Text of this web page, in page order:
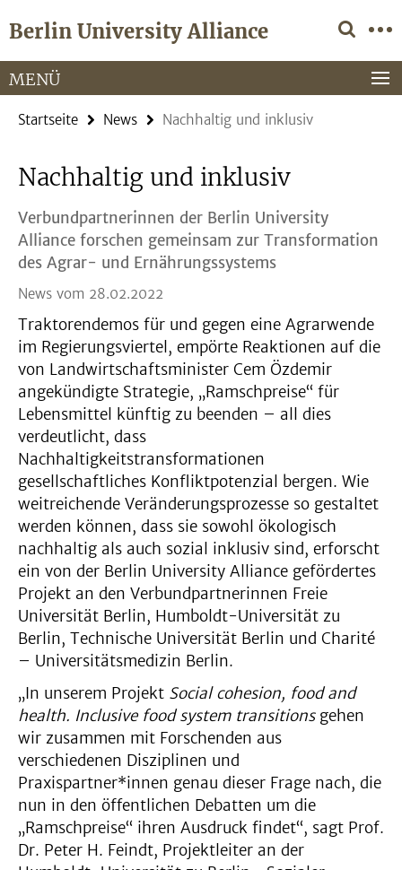
direkt
Inhalt
Berlin University Alliance
Service-
Navigation
MENÜ
Startseite News Nachhaltig und inklusiv
Nachhaltig und inklusiv
Verbundpartnerinnen der Berlin University
Alliance forschen gemeinsam zur Transformation
des Agrar- und Ernährungssystems
News vom 28.02.2022
Traktorendemos für und gegen eine Agrarwende
im Regierungsviertel, empörte Reaktionen auf die
von Landwirtschaftsminister Cem Özdemir
angekündigte Strategie, „Ramschpreise“ für
Lebensmittel künftig zu beenden – all dies
verdeutlicht, dass
Nachhaltigkeitstransformationen
gesellschaftliches Konfliktpotenzial bergen. Wie
weitreichende Veränderungsprozesse so gestaltet
werden können, dass sie sowohl ökologisch
nachhaltig als auch sozial inklusiv sind, erforscht
ein von der Berlin University Alliance gefördertes
Projekt an den Verbundpartnerinnen Freie
Universität Berlin, Humboldt-Universität zu
Berlin, Technische Universität Berlin und Charité
– Universitätsmedizin Berlin.
„In unserem Projekt Social cohesion, food and
health. Inclusive food system transitionsgehen
wir zusammen mit Forschenden aus
verschiedenen Disziplinen und
Praxispartner*innen genau dieser Frage nach, die
nun in den öffentlichen Debatten um die
„Ramschpreise“ ihren Ausdruck findet“, sagt Prof.
Dr. Peter H. Feindt, Projektleiter an der